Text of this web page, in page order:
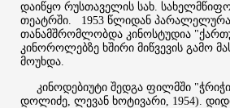
დაიწყო რუსთაველის სახ.
თეატრში. 1953 წლიდან
თანამშრომლობდა კინოსტუდია
კინოროლებზე ხშირი მიწვევის გამო
მოუხდა.
კინოდებიუტი შედგა ფილმში
დოლიძე, ლევან ხოტივარი, 1954).